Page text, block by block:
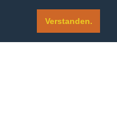
Verstanden.